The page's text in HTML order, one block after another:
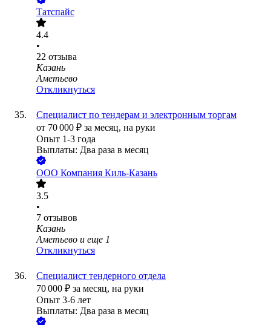
Татспайс
4.4
•
22 отзыва
Казань
Аметьево
Откликнуться
Специалист по тендерам и электронным торгам
от 70 000 ₽ за месяц, на руки
Опыт 1-3 года
Выплаты: Два раза в месяц
ООО Компания Киль-Казань
3.5
•
7 отзывов
Казань
Аметьево и еще 1
Откликнуться
Специалист тендерного отдела
70 000 ₽ за месяц, на руки
Опыт 3-6 лет
Выплаты: Два раза в месяц